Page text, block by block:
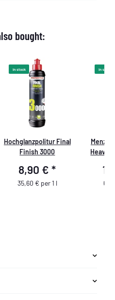
bought:
In stock
Hochglanzpolitur Final
Finish 3000
8,90 €*
35,60 € per 1 l
In stock
Heavy